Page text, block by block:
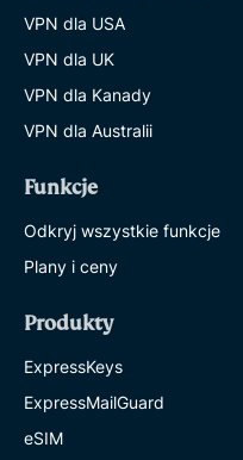
VPN dla USA
VPN dla UK
VPN dla Kanady
VPN dla Australii
Funkcje
Odkryj wszystkie funkcje
Plany i ceny
Produkty
ExpressKeys
ExpressMailGuard
eSIM